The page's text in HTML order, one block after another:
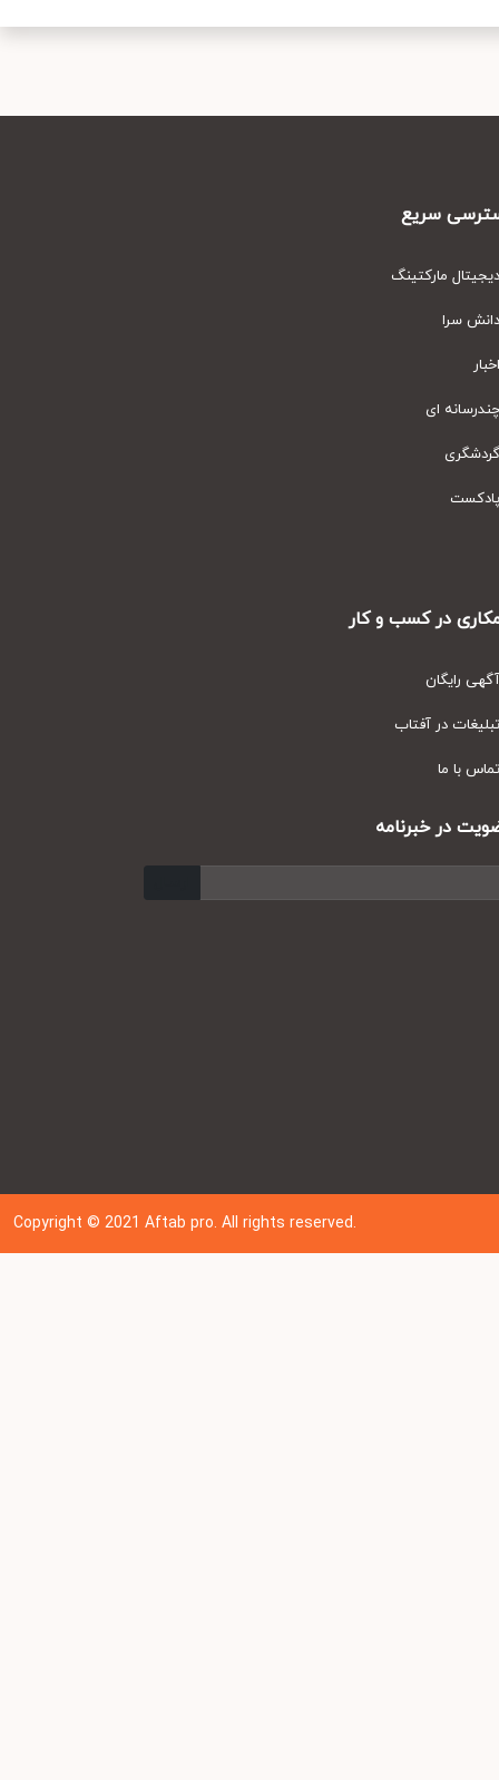
سریع
مارکتینگ
سرا
ای
در کسب و کار
رایگان
در آفتاب
با ما
در خبرنامه
Copyright © 202 1Aftab pro. All rights reserved.